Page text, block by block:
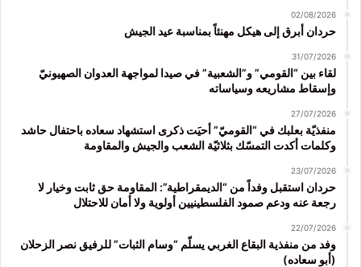
02/08/2026
حردان أبرق إلى هيكل مهنئاً بمناسبة عيد الجيش
31/07/2026
لقاء بين “القومي” و”الشعبية” في صيدا لمواجهة العدوان الصهيونيّ
وإسقاط مشاريعه وسياساته
27/07/2026
منفذيّة بعلبك في “القوميّ” أحيَت ذكرى استشهاد سعاده باحتفال حاشد
وكلمات أكدت التمسّك بثلاثيّة الشعب والجيش والمقاومة
23/07/2026
حردان استقبل وفداً من “الديمقراطية”: المقاومة حق ثابت وخيار لا
رجعة عنه ودعم صمود الفلسطينيين أولوية ولا أمان للاحتلال
22/07/2026
وفد من منفذية البقاع الغربي يسلّم “وسام الثبات” للرفيق نصر الزحلان
(أبو سعاده)